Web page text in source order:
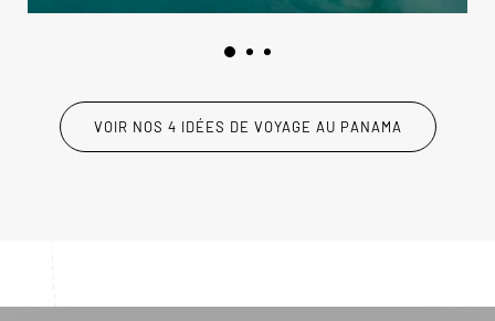
VOIR NOS 4 IDÉES DE VOYAGE AU PANAMA